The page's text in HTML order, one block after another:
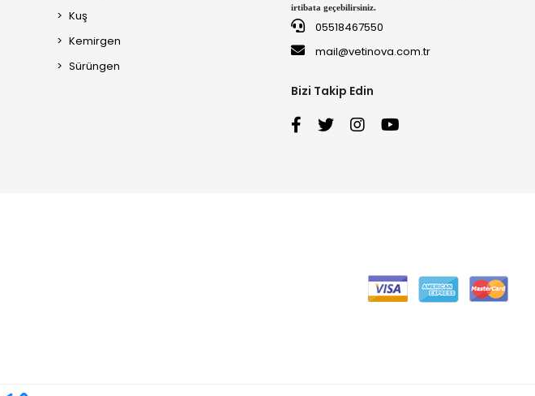
Kuş
Kemirgen
Sürüngen
irtibata geçebilirsiniz.
05518467550
mail@vetinova.com.tr
Bizi Takip Edin